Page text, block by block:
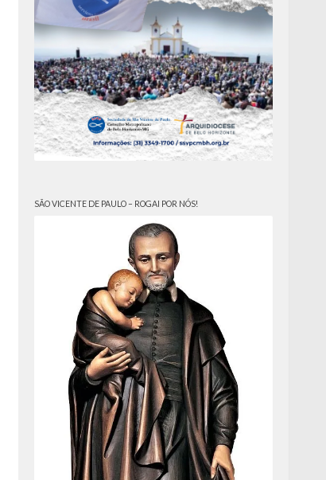
SÃO VICENTE DE PAULO – ROGAI POR NÓS!